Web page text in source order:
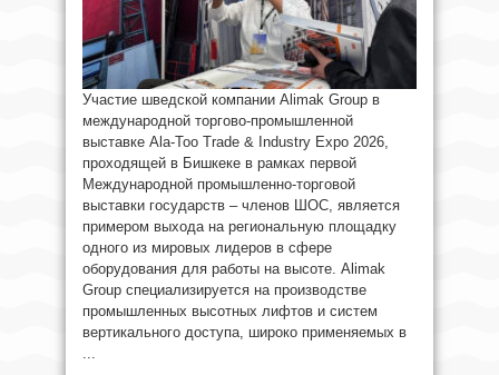
Участие шведской компании Alimak Group в
международной торгово-промышленной
выставке Ala-Too Trade & Industry Expo 2026,
проходящей в Бишкеке в рамках первой
Международной промышленно-торговой
выставки государств – членов ШОС, является
примером выхода на региональную площадку
одного из мировых лидеров в сфере
оборудования для работы на высоте. Alimak
Group специализируется на производстве
промышленных высотных лифтов и систем
вертикального доступа, широко применяемых в
...